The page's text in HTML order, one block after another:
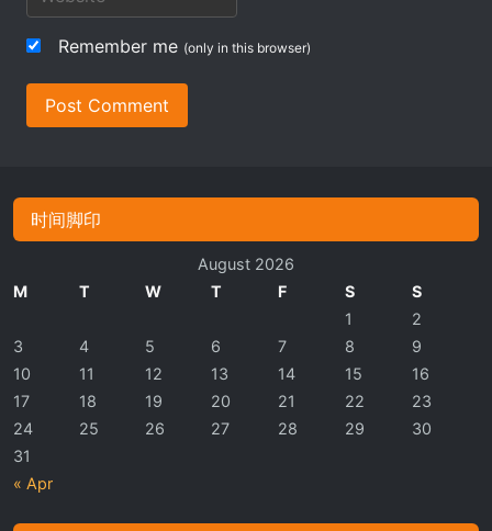
Remember me (only in this browser)
Post Comment
时间脚印
August 2026
M
T W T F S S
« Apr
1
2
3
4 5 6 7 8
9
10
11 12 13 14 15
16
17
18 19 20 21 22
23
24
25 26 27 28 29
30
31